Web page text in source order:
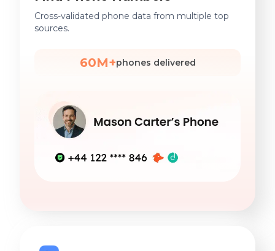
Cross-validated phone data from multiple top
sources.
60M+phones delivered